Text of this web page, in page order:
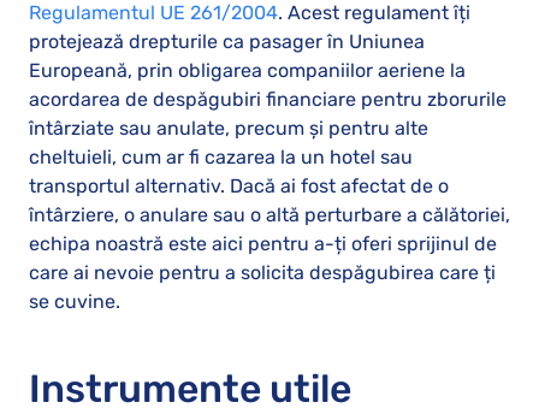
Regulamentul UE 261/2004. Acest regulament îți
protejează drepturile ca pasager în Uniunea
Europeană, prin obligarea companiilor aeriene la
acordarea de despăgubiri financiare pentru zborurile
întârziate sau anulate, precum și pentru alte
cheltuieli, cum ar fi cazarea la un hotel sau
transportul alternativ. Dacă ai fost afectat de o
întârziere, o anulare sau o altă perturbare a călătoriei,
echipa noastră este aici pentru a-ți oferi sprijinul de
care ai nevoie pentru a solicita despăgubirea care ți
se cuvine.
Instrumente utile